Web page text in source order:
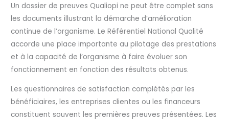
Un dossier de preuves Qualiopi ne peut être complet sans
les documents illustrant la démarche d’amélioration
continue de l’organisme. Le Référentiel National Qualité
accorde une place importante au pilotage des prestations
et à la capacité de l’organisme à faire évoluer son
fonctionnement en fonction des résultats obtenus.
Les questionnaires de satisfaction complétés par les
bénéficiaires, les entreprises clientes ou les financeurs
constituent souvent les premières preuves présentées. Les